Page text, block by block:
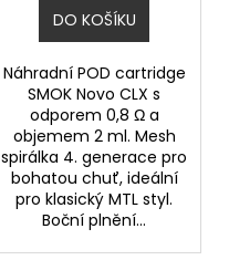
DO KOŠÍKU
Náhradní POD cartridge
SMOK Novo CLX s
odporem 0,8 Ω a
objemem 2 ml. Mesh
spirálka 4. generace pro
bohatou chuť, ideální
pro klasický MTL styl.
Boční plnění...